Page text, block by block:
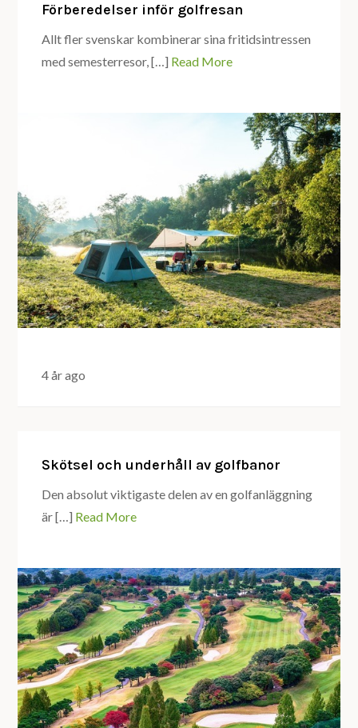
Förberedelser inför golfresan
Allt fler svenskar kombinerar sina fritidsintressen
med semesterresor, […] Read More
4 år ago
Skötsel och underhåll av golfbanor
Den absolut viktigaste delen av en golfanläggning
är […] Read More